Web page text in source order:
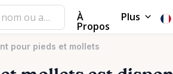
À
Propos
Plus
pour pieds et mollets